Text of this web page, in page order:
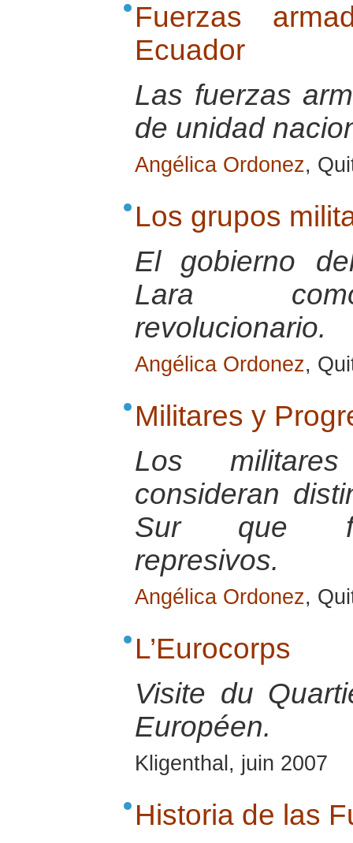
Fuerzas
Ecuador
Las fuerzas
de unidad
Angélica Ordonez,
Los grupos
El gobierno
Lara
revolucionario.
Angélica Ordonez,
Militares y
Los
consideran
Sur que
represivos.
Angélica Ordonez,
L’Eurocorps
Visite du
Européen.
Kligenthal, juin 2007
Historia de las